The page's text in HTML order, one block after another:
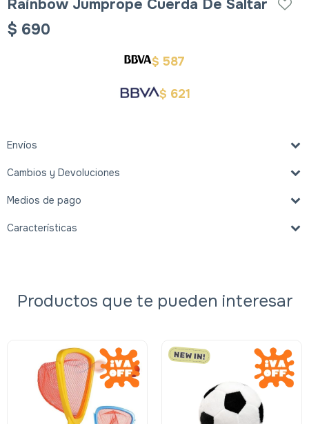
Rainbow Jumprope Cuerda De Saltar
$ 690
$ 587
$ 621
Envíos
Cambios y Devoluciones
Medios de pago
Características
Productos que te pueden interesar